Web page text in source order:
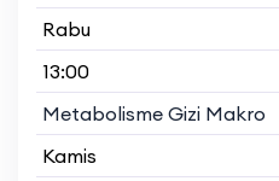
Rabu
13:00
Metabolisme Gizi Makro
Kamis